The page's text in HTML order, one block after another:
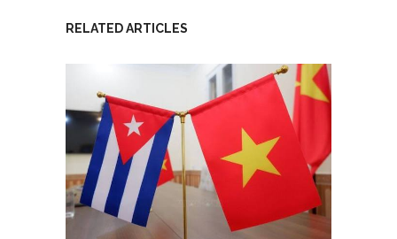
RELATED ARTICLES